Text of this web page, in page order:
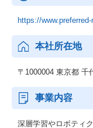
https://
本社所在地
〒1000004 東京都 千
事業内容
深層学習やロボティ